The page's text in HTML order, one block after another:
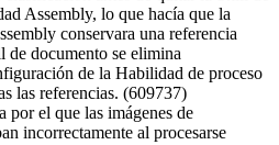
Assembly, lo que hacía que la
conservara una referencia
de documento se elimina
de la Habilidad de proceso
las referencias. (609737)
por el que las imágenes de
incorrectamente al procesarse